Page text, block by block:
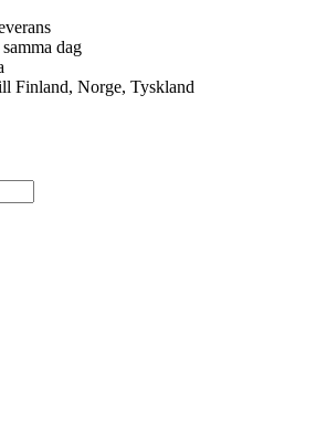
dag
Finland, Norge, Tyskland